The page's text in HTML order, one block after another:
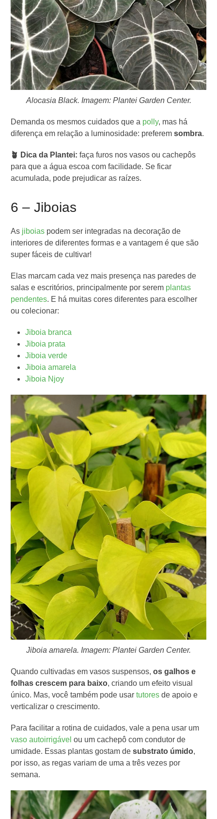
Alocasia Black. Imagem: Plantei Garden Center.
Demanda os mesmos cuidados que a polly, mas há
diferença em relação a luminosidade: preferemsombra.
🪴 Dica da Plantei:faça furos nos vasos ou cachepôs
para que a água escoa com facilidade. Se ficar
acumulada, pode prejudicar as raízes.
6 – Jiboias
As jiboias podem ser integradas na decoração de
interiores de diferentes formas e a vantagem é que são
super fáceis de cultivar!
Elas marcam cada vez mais presença nas paredes de
salas e escritórios, principalmente por serem plantas
pendentes. E há muitas cores diferentes para escolher
ou colecionar:
Jiboia branca
Jiboia prata
Jiboia verde
Jiboia amarela
Jiboia Njoy
Jiboia amarela. Imagem: Plantei Garden Center.
Quando cultivadas em vasos suspensos,os galhos e
folhas crescem para baixo, criando um efeito visual
único. Mas, você também pode usartutores de apoio e
verticalizar o crescimento.
Para facilitar a rotina de cuidados, vale a pena usar um
vaso autoirrigável ou um cachepô com condutor de
umidade. Essas plantas gostam de substrato úmido,
por isso, as regas variam de uma a três vezes por
semana.